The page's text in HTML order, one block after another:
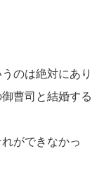
のは絶対にあり
曹司と結婚する
ができなかっ